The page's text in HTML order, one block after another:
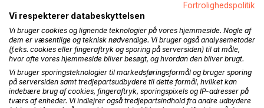
LÆG I INDKØBSKURVEN
Føj til ønskeliste
Anmeld titel
Fortrolighedspolitik
Vi respekterer databeskyttelsen
Vi bruger cookies og lignende teknologier på vores hjemmeside. Nogle af
dem er væsentlige og teknisk nødvendige. Vi bruger også analysemetoder
(f.eks. cookies eller fingeraftryk og sporing på serversiden) til at måle,
hvor ofte vores hjemmeside bliver besøgt, og hvordan den bliver brugt.
Vi bruger sporingsteknologier til markedsføringsformål og bruger sporing
på serversiden samt tredjepartsudbydere til dette formål, hvilket kan
indebære brug af cookies, fingeraftryk, sporingspixels og IP-adresser på
tværs af enheder. Vi indlejrer også tredjepartsindhold fra andre udbydere